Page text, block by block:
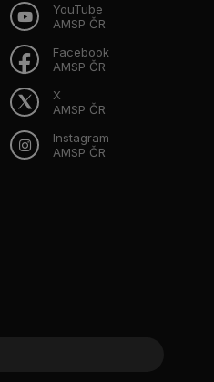
YouTube
AMSP ČR
Facebook
AMSP ČR
X
AMSP ČR
Instagram
AMSP ČR